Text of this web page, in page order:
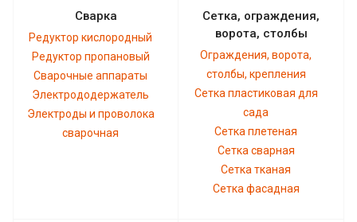
Сварка
Редуктор кислородный
Редуктор пропановый
Сварочные аппараты
Электрододержатель
Электроды и проволока
сварочная
Сетка, ограждения,
ворота, столбы
Ограждения, ворота,
столбы, крепления
Сетка пластиковая для
сада
Сетка плетеная
Сетка сварная
Сетка тканая
Сетка фасадная